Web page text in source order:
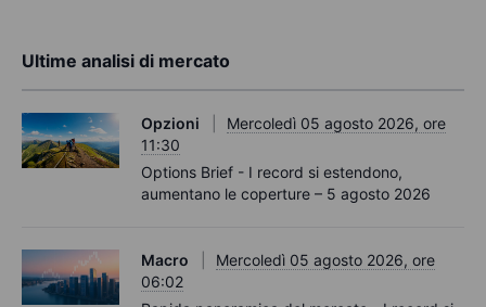
Ultime analisi di mercato
Opzioni
Mercoledì 05 agosto 2026, ore
11:30
Options Brief - I record si estendono,
aumentano le coperture – 5 agosto 2026
Macro
Mercoledì 05 agosto 2026, ore
06:02